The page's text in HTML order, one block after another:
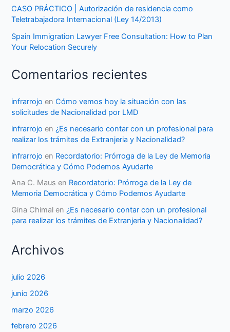
CASO PRÁCTICO | Autorización de residencia como
Teletrabajadora Internacional (Ley 14/2013)
Spain Immigration Lawyer Free Consultation: How to Plan
Your Relocation Securely
Comentarios recientes
infrarrojo enCómo vemos hoy la situación con las
solicitudes de Nacionalidad por LMD
infrarrojo en ¿Es necesario contar con un profesional para
realizar los trámites de Extranjeria y Nacionalidad?
infrarrojo en Recordatorio: Prórroga de la Ley de Memoria
Democrática y Cómo Podemos Ayudarte
Ana C. Maus en Recordatorio: Prórroga de la Ley de
Memoria Democrática y Cómo Podemos Ayudarte
Gina Chimal en¿Es necesario contar con un profesional
para realizar los trámites de Extranjeria y Nacionalidad?
Archivos
julio 2026
junio 2026
marzo 2026
febrero 2026